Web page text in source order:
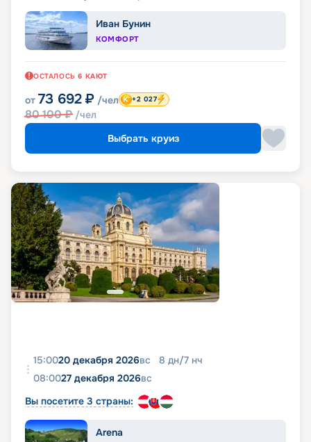
Иван Бунин
КОМФОРТ
ОСТАЛОСЬ 6 КАЮТ
от 73 692 ₽ /чел
80 100₽ /чел
+2 027
Выбрать круиз
15:0020 декабря 2026вс 8 дн/7 нч
08:0027 декабря 2026вс
Вы посетите 3 страны:
Arena